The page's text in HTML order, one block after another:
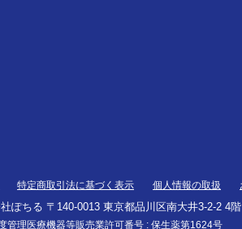
特定商取引法に基づく表示 個人情報の取扱
ぽちる 〒140-0013 東京都品川区南大井3-2-2 4階
管理医療機器等販売業許可番号 : 保生薬第1624号